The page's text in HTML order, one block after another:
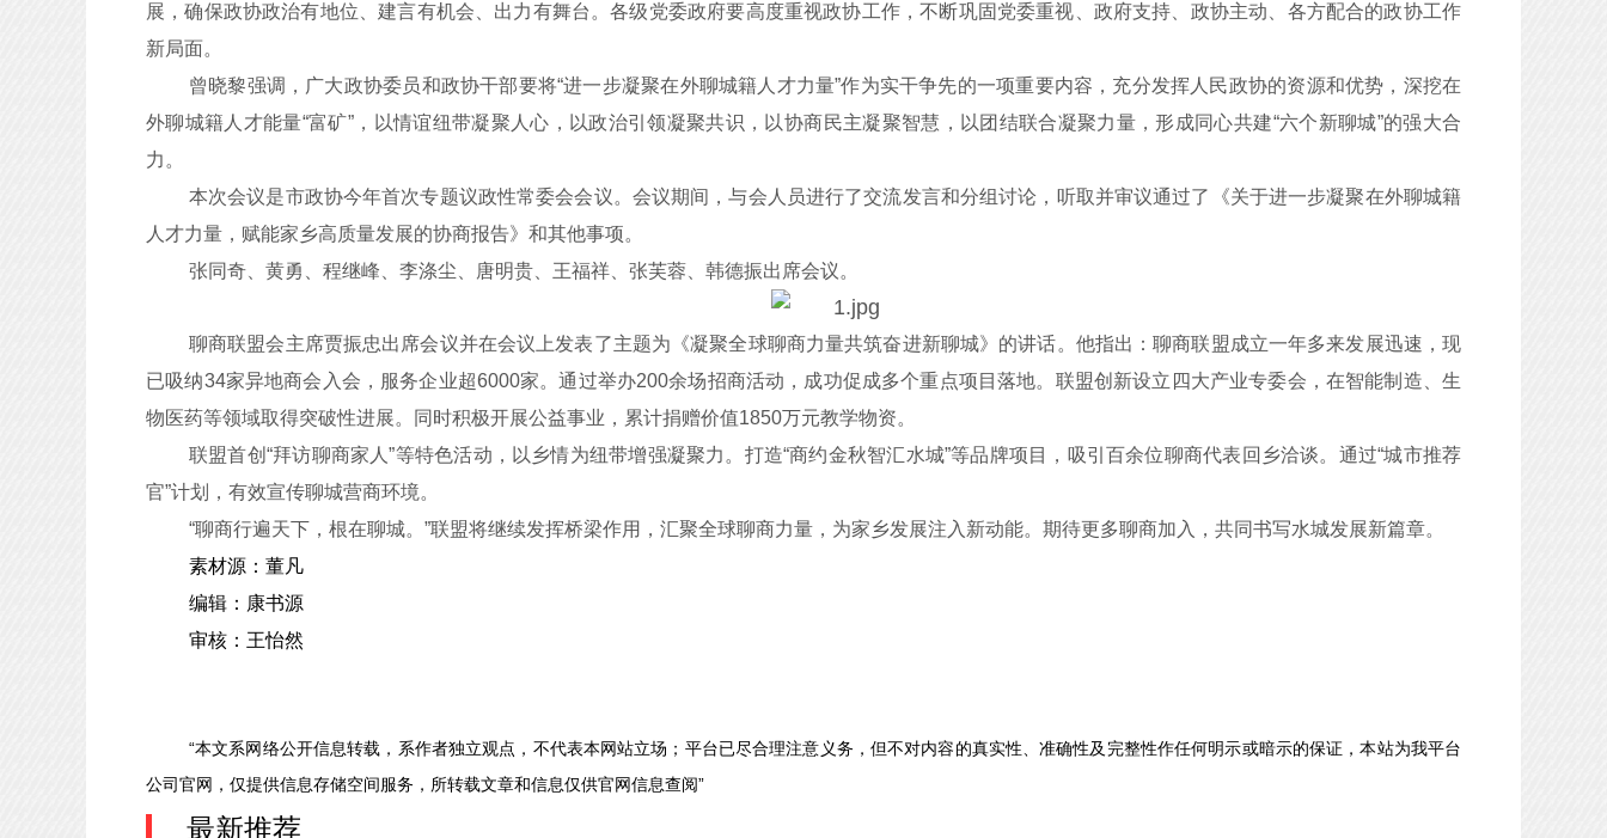
展，确保政协政治有地位、建言有机会、出力有舞台。各级党委政府要高度重视政协工作，不断巩固党委重视、政府支持、政协主动、各方配合的政协工作
新局面。
曾晓黎强调，广大政协委员和政协干部要将“进一步凝聚在外聊城籍人才力量”作为实干争先的一项重要内容，充分发挥人民政协的资源和优势，深挖在
外聊城籍人才能量“富矿”，以情谊纽带凝聚人心，以政治引领凝聚共识，以协商民主凝聚智慧，以团结联合凝聚力量，形成同心共建“六个新聊城”的强大合
力。
本次会议是市政协今年首次专题议政性常委会会议。会议期间，与会人员进行了交流发言和分组讨论，听取并审议通过了《关于进一步凝聚在外聊城籍
人才力量，赋能家乡高质量发展的协商报告》和其他事项。
张同奇、黄勇、程继峰、李涤尘、唐明贵、王福祥、张芙蓉、韩德振出席会议。
聊商联盟会主席贾振忠出席会议并在会议上发表了主题为《凝聚全球聊商力量共筑奋进新聊城》的讲话。他指出：聊商联盟成立一年多来发展迅速，现
已吸纳34家异地商会入会，服务企业超6000家。通过举办200余场招商活动，成功促成多个重点项目落地。联盟创新设立四大产业专委会，在智能制造、生
物医药等领域取得突破性进展。同时积极开展公益事业，累计捐赠价值1850万元教学物资。
联盟首创“拜访聊商家人”等特色活动，以乡情为纽带增强凝聚力。打造“商约金秋智汇水城”等品牌项目，吸引百余位聊商代表回乡洽谈。通过“城市推荐
官”计划，有效宣传聊城营商环境。
“聊商行遍天下，根在聊城。”联盟将继续发挥桥梁作用，汇聚全球聊商力量，为家乡发展注入新动能。期待更多聊商加入，共同书写水城发展新篇章。
素材源：董凡
编辑：康书源
审核：王怡然
“本文系网络公开信息转载，系作者独立观点，不代表本网站立场；平台已尽合理注意义务，但不对内容的真实性、准确性及完整性作任何明示或暗示的保证，本站为我平台
公司官网，仅提供信息存储空间服务，所转载文章和信息仅供官网信息查阅”
最新推荐